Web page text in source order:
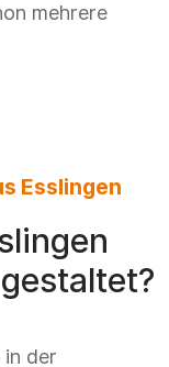
mehrere
Esslingen
in der